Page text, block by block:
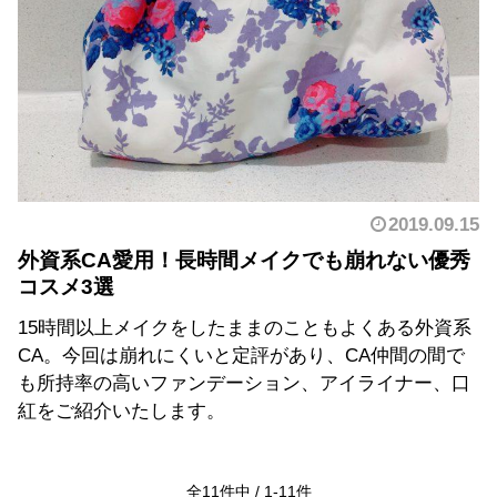
2019.09.15
外資系CA愛用！長時間メイクでも崩れない優秀
コスメ3選
15時間以上メイクをしたままのこともよくある外資系
CA。今回は崩れにくいと定評があり、CA仲間の間で
も所持率の高いファンデーション、アイライナー、口
紅をご紹介いたします。
全11件中 / 1-11件